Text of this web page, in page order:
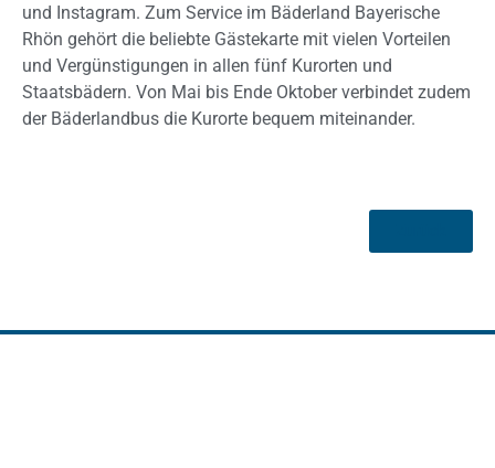
und Instagram. Zum Service im Bäderland Bayerische
Rhön gehört die beliebte Gästekarte mit vielen Vorteilen
und Vergünstigungen in allen fünf Kurorten und
Staatsbädern. Von Mai bis Ende Oktober verbindet zudem
der Bäderlandbus die Kurorte bequem miteinander.